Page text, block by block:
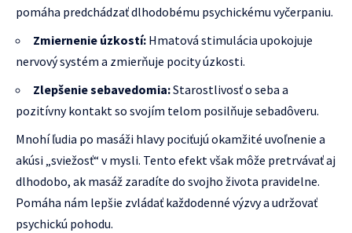
pomáha predchádzať dlhodobému psychickému vyčerpaniu.
Zmiernenie úzkostí: Hmatová stimulácia upokojuje
nervový systém a zmierňuje pocity úzkosti.
Zlepšenie sebavedomia:Starostlivosť o seba a
pozitívny kontakt so svojím telom posilňuje sebadôveru.
Mnohí ľudia po masáži hlavy pociťujú okamžité uvoľnenie a
akúsi „sviežosť“ v mysli. Tento efekt však môže pretrvávať aj
dlhodobo, ak masáž zaradíte do svojho života pravidelne.
Pomáha nám lepšie zvládať každodenné výzvy a udržovať
psychickú pohodu.